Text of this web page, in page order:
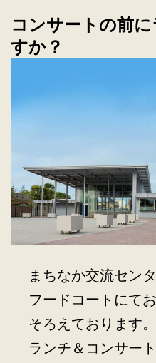
コンサートの前
すか？
まちなか交流セン
フードコートにて
そろえております。
ランチ＆コンサー